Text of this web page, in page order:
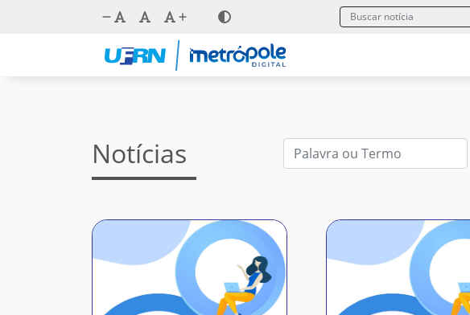
Notícias